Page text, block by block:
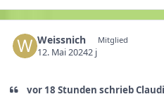
Weissnich Mitglied
12. Mai 20242 j
vor 18 Stunden schrieb